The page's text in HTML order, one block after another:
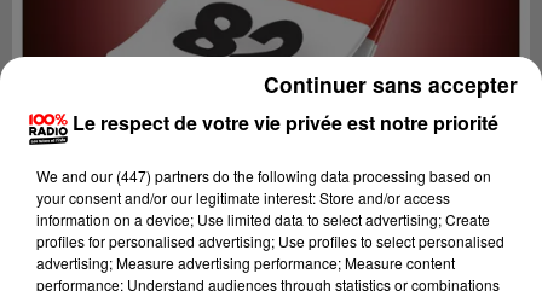
Le respect de votre vie privée est notre priorité
We and our (447) partnersdo the following data processing based on
your consent and/or our legitimate interest: Store and/or access
information on a device; Use limited data to select advertising; Create
profiles for personalised advertising; Use profiles to select personalised
advertising; Measure advertising performance; Measure content
performance; Understand audiences through statistics or combinations
Continuer sans accepter